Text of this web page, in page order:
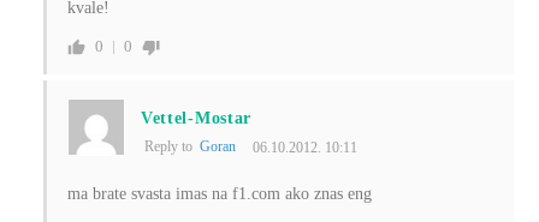
kvale!
0 0
Vettel-Mostar
Reply to Goran 06.10.2012. 10:11
ma brate svasta imas na f1.com ako znas eng